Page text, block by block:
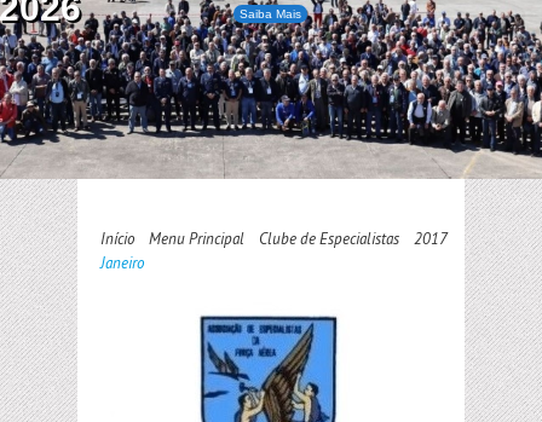
Saiba Mais
Início Menu Principal Clube de Especialistas
2017
Janeiro